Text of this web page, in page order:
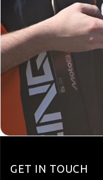
GET IN TOUCH